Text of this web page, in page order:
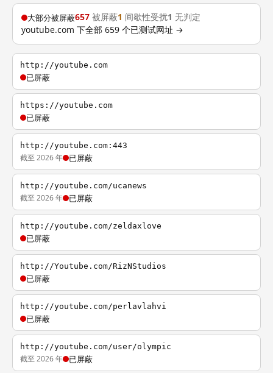
大部分被屏蔽657 被屏蔽1 间歇性受扰1 无判定
youtube.com 下全部 659 个已测试网址 →
http://youtube.com
已屏蔽
https://youtube.com
已屏蔽
http://youtube.com:443
截至 2026 年 已屏蔽
http://youtube.com/ucanews
截至 2026 年 已屏蔽
http://youtube.com/zeldaxlove
已屏蔽
http://Youtube.com/RizNStudios
已屏蔽
http://youtube.com/perlavlahvi
已屏蔽
http://youtube.com/user/olympic
截至 2026 年 已屏蔽